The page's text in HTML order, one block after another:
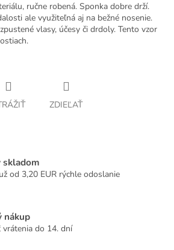
ručne robená. Sponka dobre drží.
ale využiteľná aj na bežné nosenie.
vlasy, účesy či drdoly. Tento vzor
ZDIEĽAŤ
skladom
od 3,20 EUR rýchle odoslanie
nákup
vrátenia do 14. dní